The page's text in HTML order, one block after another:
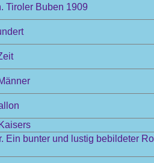
Tiroler Buben 1909
Ein bunter und lustig bebildeter